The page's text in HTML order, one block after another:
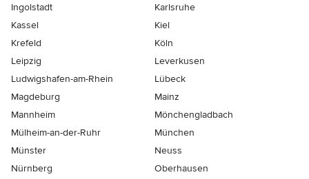
Ingolstadt
Karlsruhe
Kassel
Kiel
Krefeld
Köln
Leipzig
Leverkusen
Ludwigshafen-am-Rhein
Lübeck
Magdeburg
Mainz
Mannheim
Mönchen­gladbach
Mülheim-an-der-Ruhr
München
Münster
Neuss
Nürnberg
Oberhausen